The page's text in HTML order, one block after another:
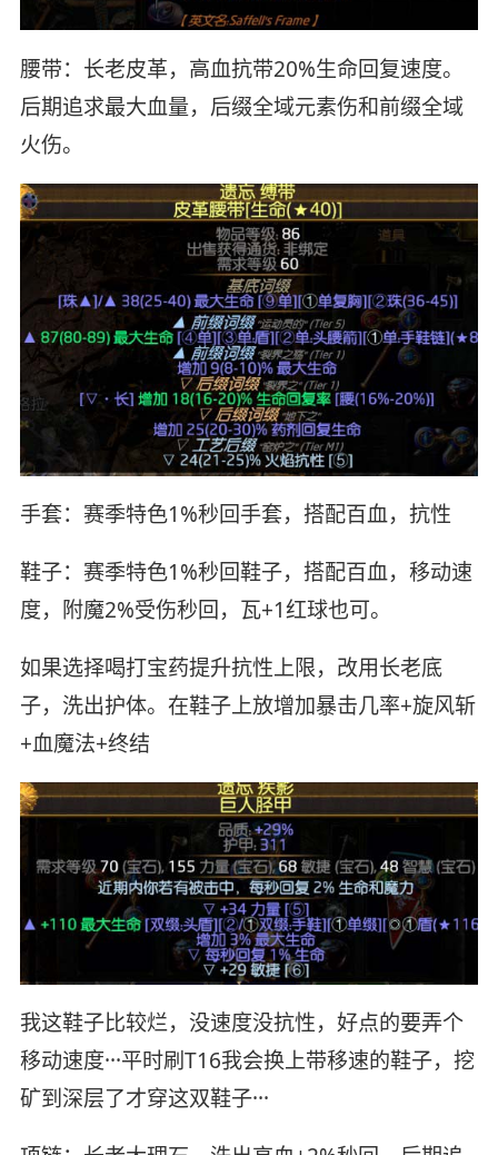
腰带：长老皮革，高血抗带20%生命回复速度。
后期追求最大血量，后缀全域元素伤和前缀全域
火伤。
手套：赛季特色1%秒回手套，搭配百血，抗性
鞋子：赛季特色1%秒回鞋子，搭配百血，移动速
度，附魔2%受伤秒回，瓦+1红球也可。
如果选择喝打宝药提升抗性上限，改用长老底
子，洗出护体。在鞋子上放增加暴击几率+旋风斩
+血魔法+终结
我这鞋子比较烂，没速度没抗性，好点的要弄个
移动速度···平时刷T16我会换上带移速的鞋子，挖
矿到深层了才穿这双鞋子···